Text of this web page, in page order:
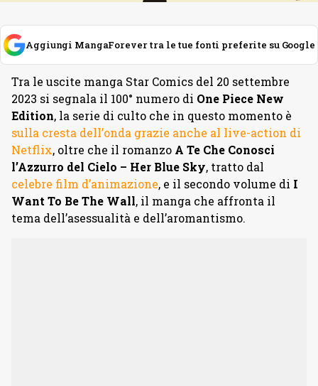
Aggiungi MangaForever tra le tue fonti preferite su Google
Tra le uscite manga Star Comics del 20 settembre
2023 si segnala il 100° numero di One Piece New
Edition, la serie di culto che in questo momento è
sulla cresta dell’onda grazie anche al live-action di
Netflix, oltre che il romanzo A Te Che Conosci
l’Azzurro del Cielo – Her Blue Sky, tratto dal
celebre film d’animazione, e il secondo volume di I
Want To Be The Wall, il manga che affronta il
tema dell’asessualità e dell’aromantismo.